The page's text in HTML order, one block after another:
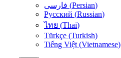
فارسی (Persian)
Русский (Russian)
ไทย (Thai)
Türkçe (Turkish)
Tiếng Việt (Vietnamese)